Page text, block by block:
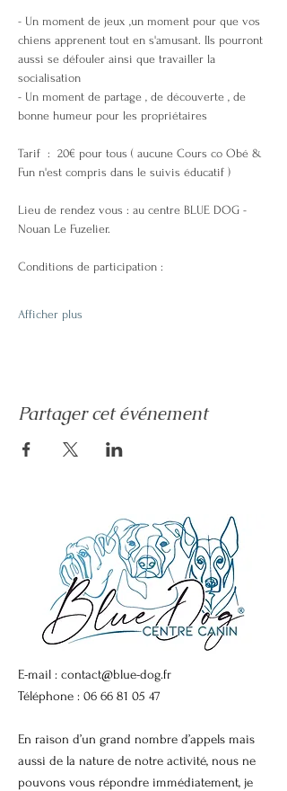
- Un moment de jeux ,un moment pour que vos
chiens apprenent tout en s'amusant. Ils pourront
aussi se défouler ainsi que travailler la
socialisation
- Un moment de partage , de découverte , de
bonne humeur pour les propriétaires
Tarif  :  20€ pour tous ( aucune Cours co Obé &
Fun n'est compris dans le suivis éducatif )
Lieu de rendez vous : au centre BLUE DOG -
Nouan Le Fuzelier.
Conditions de participation :
Afficher plus
Partager cet événement
E-mail : contact@blue-dog.fr
Téléphone : 06 66 81 05 47
En raison d’un grand nombre d’appels mais
aussi de la nature de notre activité, nous ne
pouvons vous répondre immédiatement, je